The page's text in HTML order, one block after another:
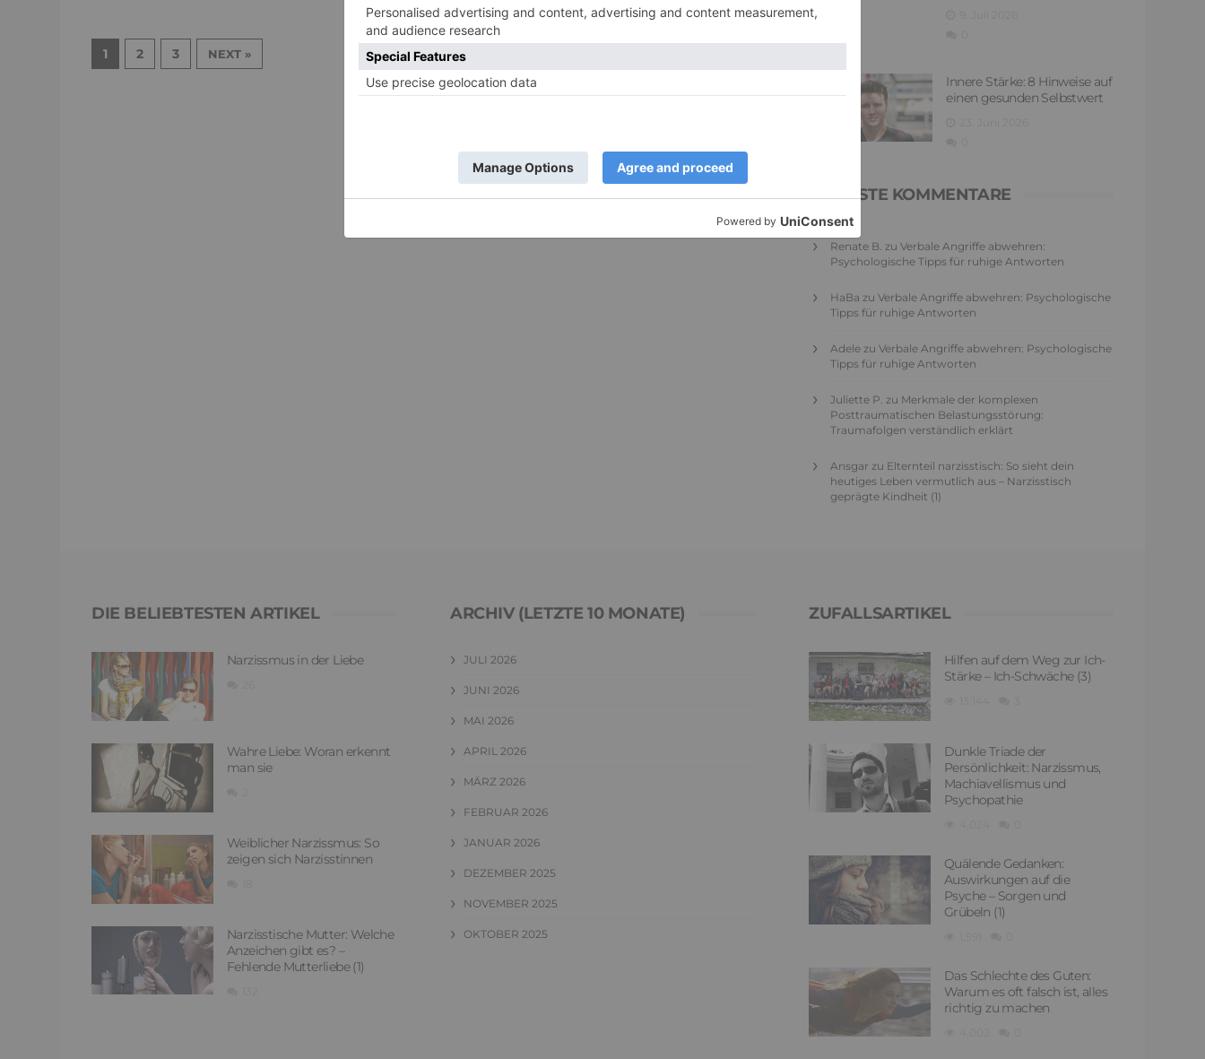
1 2 3 NEXT »
Innere Stärke: 8 Hinweise auf
einen gesunden Selbstwert
NEUESTE KOMMENTARE
Renate B. zu Verbale Angriffe abwehren:
Psychologische Tipps für ruhige Antworten
HaBa zu Verbale Angriffe abwehren: Psychologische
Tipps für ruhige Antworten
Adele zu Verbale Angriffe abwehren: Psychologische
Tipps für ruhige Antworten
Juliette P. zu Merkmale der komplexen
Posttraumatischen Belastungsstörung:
Traumafolgen verständlich erklärt
Ansgar zu Elternteil narzisstisch: So sieht dein
heutiges Leben vermutlich aus – Narzisstisch
geprägte Kindheit (1)
DIE BELIEBTESTEN ARTIKEL
Narzissmus in der Liebe
Wahre Liebe: Woran erkennt
man sie
Weiblicher Narzissmus: So
zeigen sich Narzisstinnen
Narzisstische Mutter: Welche
Anzeichen gibt es? –
Fehlende Mutterliebe (1)
ARCHIV (LETZTE 10 MONATE)
JULI 2026
JUNI 2026
MAI 2026
APRIL 2026
MÄRZ 2026
FEBRUAR 2026
JANUAR 2026
DEZEMBER 2025
NOVEMBER 2025
OKTOBER 2025
ZUFALLSARTIKEL
Hilfen auf dem Weg zur Ich-
Stärke – Ich-Schwäche (3)
Dunkle Triade der
Persönlichkeit: Narzissmus,
Machiavellismus und
Psychopathie
Quälende Gedanken:
Auswirkungen auf die
Psyche – Sorgen und
Grübeln (1)
Das Schlechte des Guten:
Warum es oft falsch ist, alles
richtig zu machen